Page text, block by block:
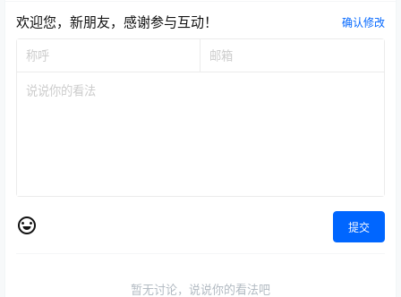
欢迎您，新朋友，感谢参与互动！ 确认修改
提交
暂无讨论，说说你的看法吧